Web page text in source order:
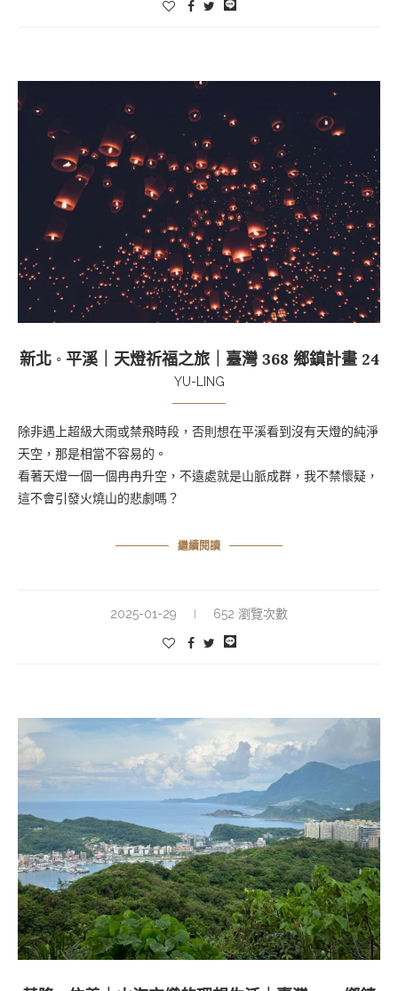
新北 ◦ 平溪｜天燈祈福之旅｜臺灣 368 鄉鎮計畫 24
YU-LING
除非遇上超級大雨或禁飛時段，否則想在平溪看到沒有天燈的純淨
天空，那是相當不容易的。
看著天燈一個一個冉冉升空，不遠處就是山脈成群，我不禁懷疑，
這不會引發火燒山的悲劇嗎？
繼續閱讀
2025-01-29 652 瀏覽次數